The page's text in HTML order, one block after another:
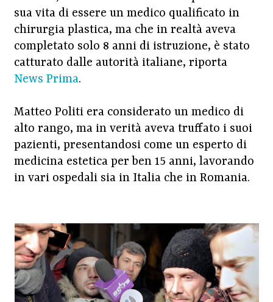
sua vita di essere un medico qualificato in
chirurgia plastica, ma che in realtà aveva
completato solo 8 anni di istruzione, è stato
catturato dalle autorità italiane, riporta
News Prima.
Matteo Politi era considerato un medico di
alto rango, ma in verità aveva truffato i suoi
pazienti, presentandosi come un esperto di
medicina estetica per ben 15 anni, lavorando
in vari ospedali sia in Italia che in Romania.